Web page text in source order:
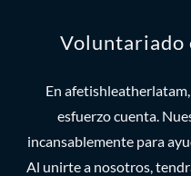
Voluntariado
En
esfuerzo cuenta.
incansablemente para
Al unirte a nosotros,